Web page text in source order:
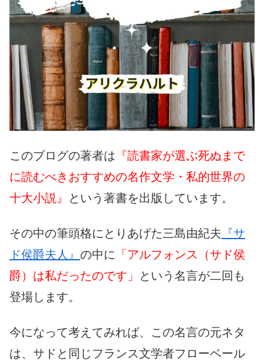
このブログの著者は 『読書家が選ぶ死ぬまで
に読むべきおすすめの名作文学・私的世界の
十大小説』
という著書を出版しています。
その中の筆頭格にとりあげた三島由紀夫 『サ
ド侯爵夫人』 の中に 「アルフォンス（サド侯
爵）は私だったのです」
という名言が二回も
登場します。
今になって考えてみれば、この名言の元ネタ
は、サドと同じフランス文学者フローベール